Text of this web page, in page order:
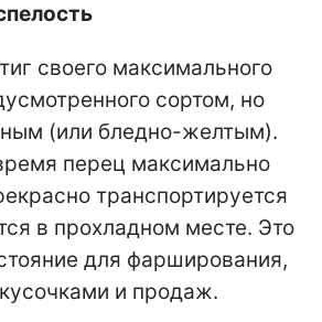
своего максимального
сортом, но
(или бледно-желтым).
перец максимально
транспортируется
в прохладном месте. Это
для фарширования,
и продаж.